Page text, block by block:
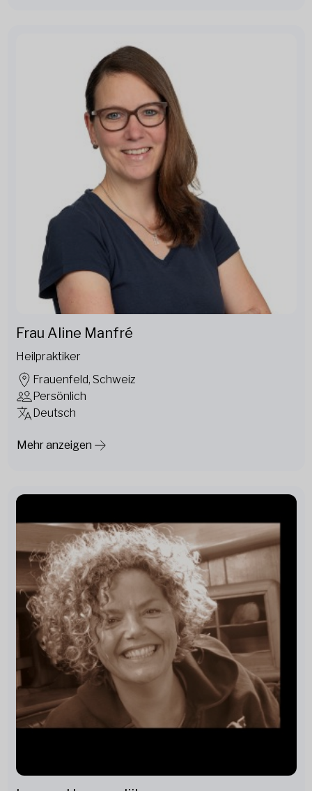
Frau Aline Manfré
Heilpraktiker
Frauenfeld, Schweiz
Persönlich
Deutsch
Mehr anzeigen